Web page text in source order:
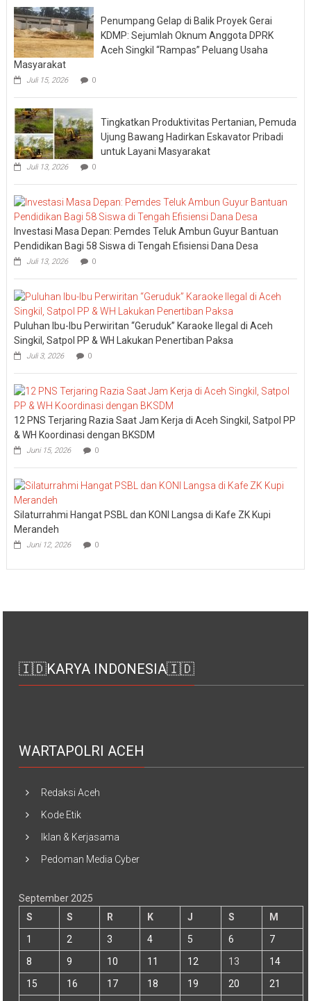
Penumpang Gelap di Balik Proyek Gerai
KDMP: Sejumlah Oknum Anggota DPRK
Aceh Singkil “Rampas” Peluang Usaha
Masyarakat
Juli 15, 2026 0
Tingkatkan Produktivitas Pertanian, Pemuda
Ujung Bawang Hadirkan Eskavator Pribadi
untuk Layani Masyarakat
Juli 13, 2026 0
Investasi Masa Depan: Pemdes Teluk Ambun Guyur Bantuan
Pendidikan Bagi 58 Siswa di Tengah Efisiensi Dana Desa
Juli 13, 2026 0
Puluhan Ibu-Ibu Perwiritan “Geruduk” Karaoke Ilegal di Aceh
Singkil, Satpol PP & WH Lakukan Penertiban Paksa
Juli 3, 2026 0
12 PNS Terjaring Razia Saat Jam Kerja di Aceh Singkil, Satpol PP
& WH Koordinasi dengan BKSDM
Juni 15, 2026 0
Silaturrahmi Hangat PSBL dan KONI Langsa di Kafe ZK Kupi
Merandeh
Juni 12, 2026 0
🇮🇩KARYA INDONESIA🇮🇩
WARTAPOLRI ACEH
Redaksi Aceh
Kode Etik
Iklan & Kerjasama
Pedoman Media Cyber
September 2025
S
S R K J S
M
1
2 3 4 5 6
7
8
9 10 11 12 13
14
15
16 17 18 19 20
21